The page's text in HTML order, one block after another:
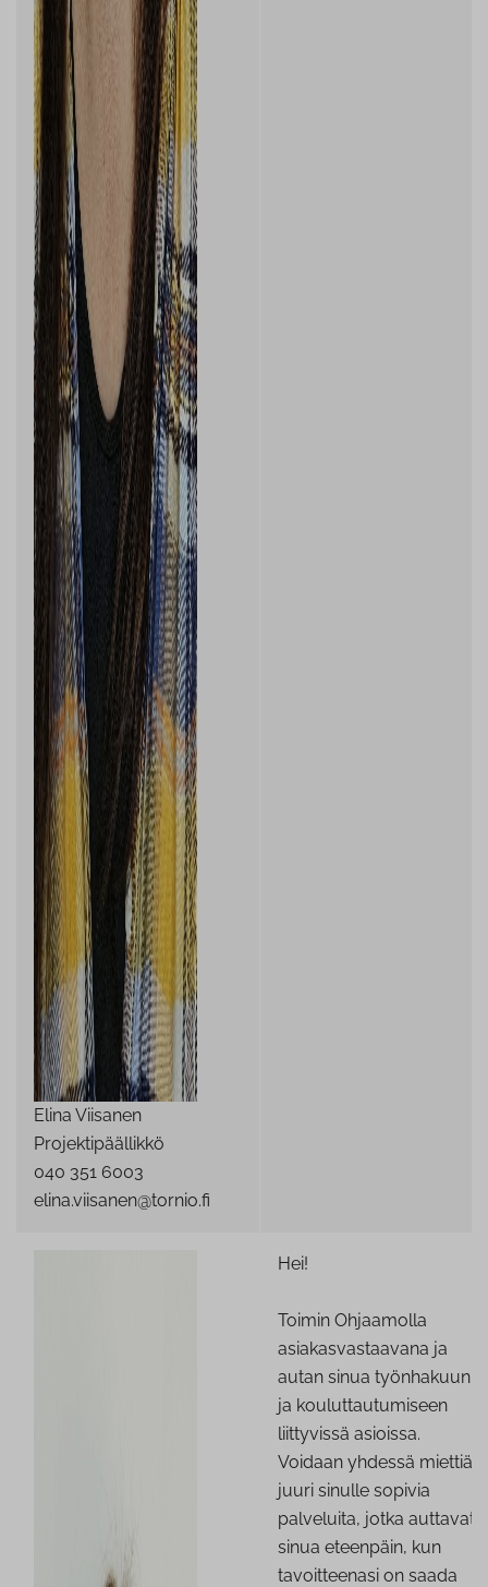
Elina Viisanen
Projektipäällikkö
040 351 6003
elina.viisanen@tornio.fi
Hei!
Toimin Ohjaamolla
asiakasvastaavana ja
autan sinua työnhakuun
ja kouluttautumiseen
liittyvissä asioissa.
Voidaan yhdessä miettiä
juuri sinulle sopivia
palveluita, jotka auttavat
sinua eteenpäin, kun
tavoitteenasi on saada